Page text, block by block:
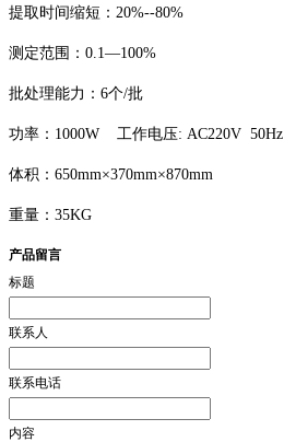
提取时间缩短：20%--80%
测定范围：0.1—100%
批处理能力：6个/批
功率：1000W 工作电压: AC220V 50Hz
体积：650mm×370mm×870mm
重量：35KG
产品留言
标题
联系人
联系电话
内容